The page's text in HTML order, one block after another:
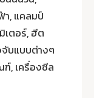
า, แคลมป์
เตอร์, ฮีต
จับแบบต่างๆ
, เครื่องซีล